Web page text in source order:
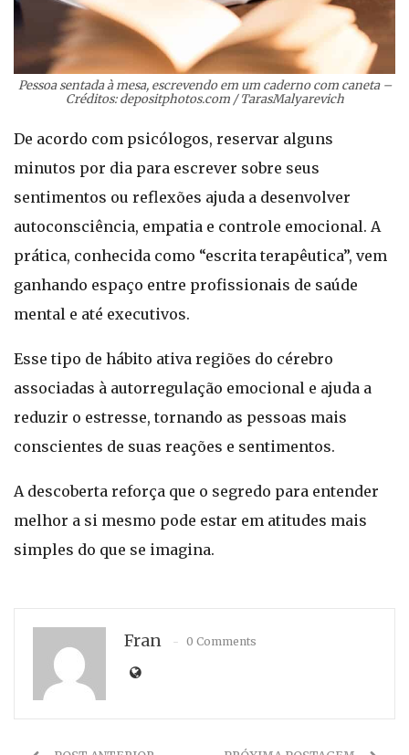
Pessoa sentada à mesa, escrevendo em um caderno com caneta –
Créditos: depositphotos.com / TarasMalyarevich
De acordo com psicólogos, reservar alguns
minutos por dia para escrever sobre seus
sentimentos ou reflexões ajuda a desenvolver
autoconsciência, empatia e controle emocional. A
prática, conhecida como “escrita terapêutica”, vem
ganhando espaço entre profissionais de saúde
mental e até executivos.
Esse tipo de hábito ativa regiões do cérebro
associadas à autorregulação emocional e ajuda a
reduzir o estresse, tornando as pessoas mais
conscientes de suas reações e sentimentos.
A descoberta reforça que o segredo para entender
melhor a si mesmo pode estar em atitudes mais
simples do que se imagina.
Fran 0 Comments